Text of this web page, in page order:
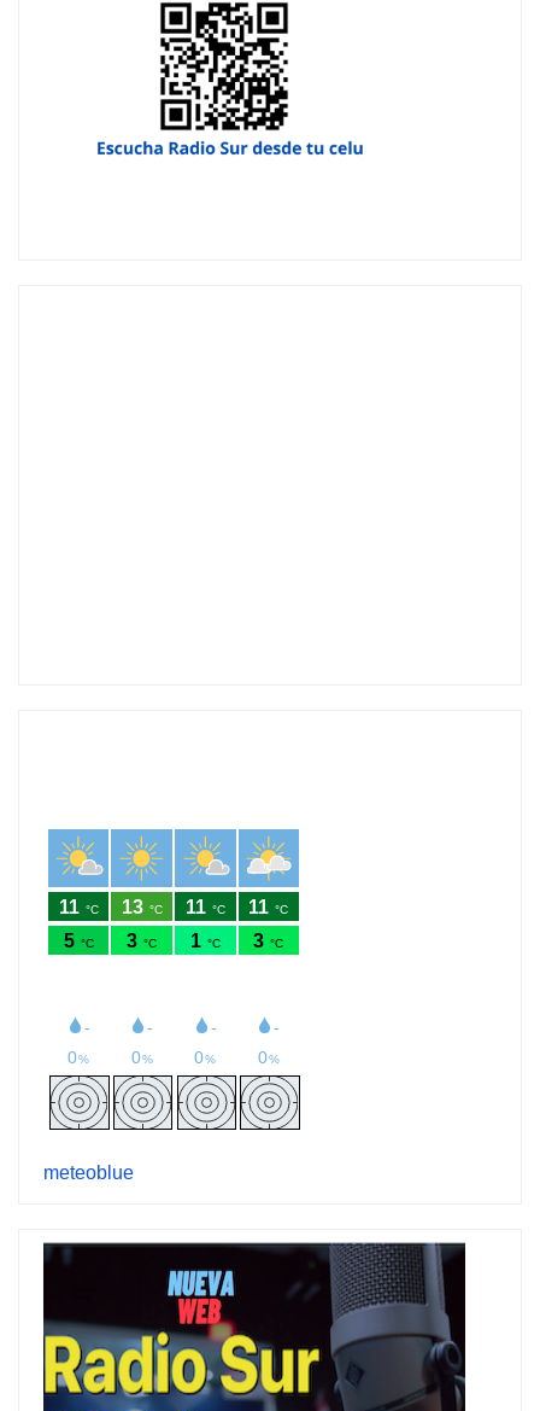
meteoblue